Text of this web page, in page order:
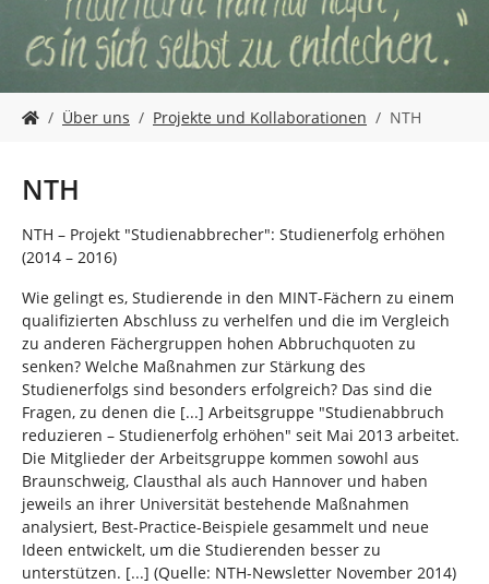
i
d
h
e
r
:
Über uns Projekte und Kollaborationen NTH
NTH
NTH – Projekt "Studienabbrecher": Studienerfolg erhöhen
(2014 – 2016)
Wie gelingt es, Studierende in den MINT-Fächern zu einem
qualifizierten Abschluss zu verhelfen und die im Vergleich
zu anderen Fächergruppen hohen Abbruchquoten zu
senken? Welche Maßnahmen zur Stärkung des
Studienerfolgs sind besonders erfolgreich? Das sind die
Fragen, zu denen die [...] Arbeitsgruppe "Studienabbruch
reduzieren – Studienerfolg erhöhen" seit Mai 2013 arbeitet.
Die Mitglieder der Arbeitsgruppe kommen sowohl aus
Braunschweig, Clausthal als auch Hannover und haben
jeweils an ihrer Universität bestehende Maßnahmen
analysiert, Best-Practice-Beispiele gesammelt und neue
Ideen entwickelt, um die Studierenden besser zu
unterstützen. [...] (Quelle: NTH-Newsletter November 2014)